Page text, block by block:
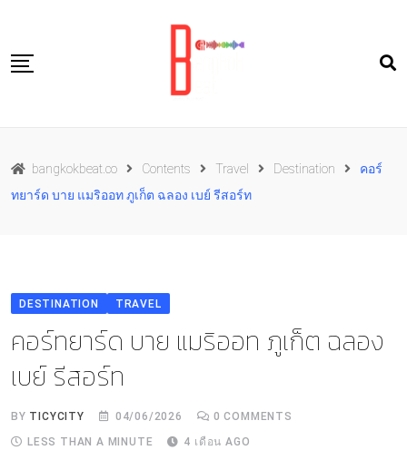
content
Food
TH
bangkokbeat.co Contents Travel Destination
คอร์
ทยาร์ด บาย แมริออท ภูเก็ต ฉลอง เบย์ รีสอร์ท
DESTINATION TRAVEL
คอร์ทยาร์ด บาย แมริออท ภูเก็ต ฉลอง
เบย์ รีสอร์ท
BY TICYCITY 04/06/2026 0 COMMENTS
LESS THAN A MINUTE
4 เดือน AGO